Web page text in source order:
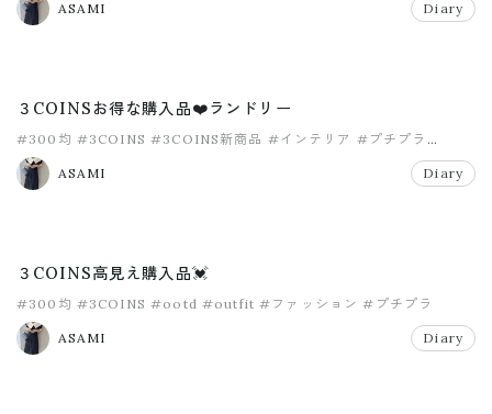
ASAMI Diary
３COINSお得な購入品❤️ランドリー
#300均 #3COINS #3COINS新商品 #インテリア #プチプラ
#マイホーム
ASAMI
Diary
３COINS高見え購入品💓
#300均 #3COINS #ootd #outfit #ファッション #プチプラ
ASAMI Diary